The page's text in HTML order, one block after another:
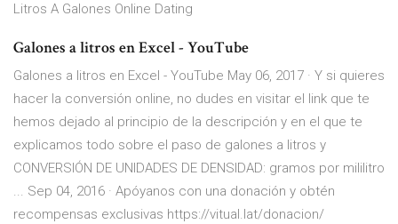
Litros A Galones Online Dating
Galones a litros en Excel - YouTube
Galones a litros en Excel - YouTube May 06, 2017 · Y si quieres
hacer la conversión online, no dudes en visitar el link que te
hemos dejado al principio de la descripción y en el que te
explicamos todo sobre el paso de galones a litros y
CONVERSIÓN DE UNIDADES DE DENSIDAD: gramos por mililitro
... Sep 04, 2016 · Apóyanos con una donación y obtén
recompensas exclusivas https://vitual.lat/donacion/